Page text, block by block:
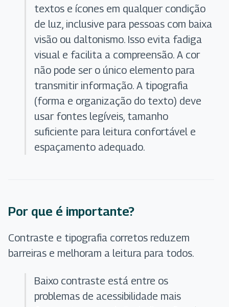
textos e ícones em qualquer condição
de luz, inclusive para pessoas com baixa
visão ou daltonismo. Isso evita fadiga
visual e facilita a compreensão. A cor
não pode ser o único elemento para
transmitir informação. A tipografia
(forma e organização do texto) deve
usar fontes legíveis, tamanho
suficiente para leitura confortável e
espaçamento adequado.
Por que é importante?
Contraste e tipografia corretos reduzem
barreiras e melhoram a leitura para todos.
Baixo contraste está entre os
problemas de acessibilidade mais